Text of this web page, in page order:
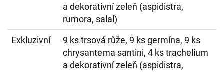
a dekorativní zeleň (aspidistra,
rumora, salal)
Exkluzivní
9 ks trsová růže, 9 ks germína, 9 ks
chrysantema santini, 4 ks trachelium
a dekorativní zeleň (aspidistra,